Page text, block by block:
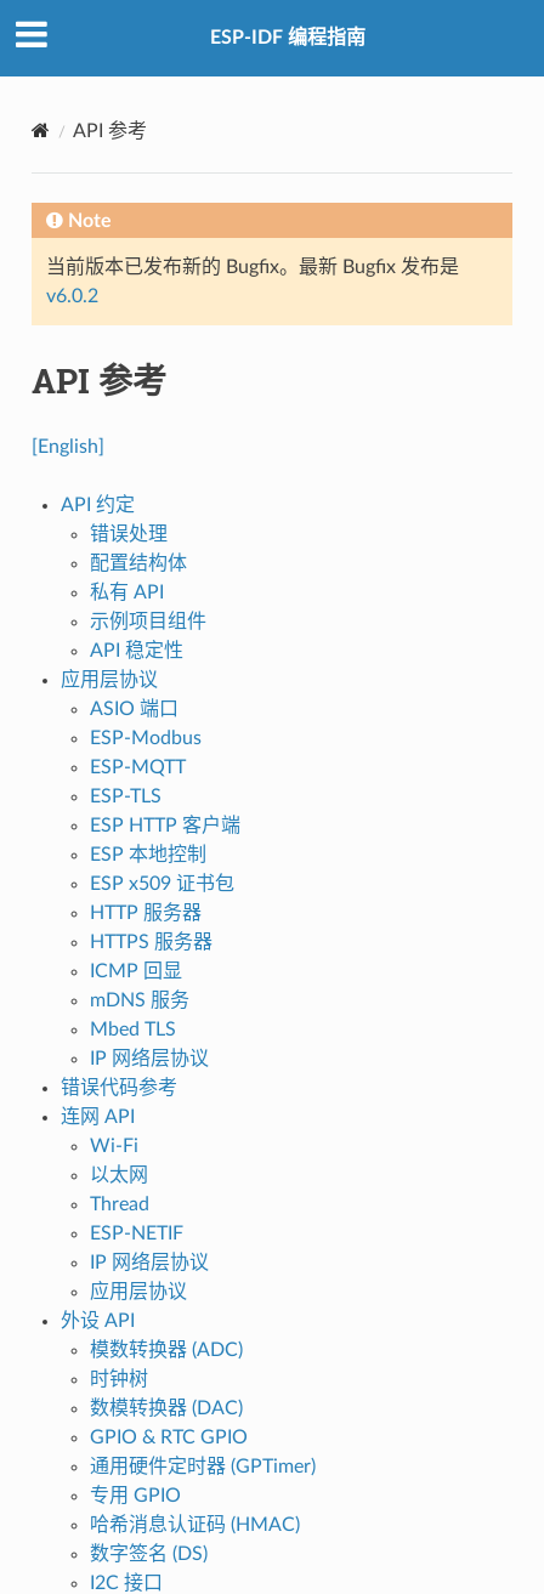
ESP-IDF 编程指南
API 参考
Note
当前版本已发布新的 Bugfix。最新 Bugfix 发布是
v6.0.2
API 参考
[English]
API 约定
错误处理
配置结构体
私有 API
示例项目组件
API 稳定性
应用层协议
ASIO 端口
ESP-Modbus
ESP-MQTT
ESP-TLS
ESP HTTP 客户端
ESP 本地控制
ESP x509 证书包
HTTP 服务器
HTTPS 服务器
ICMP 回显
mDNS 服务
Mbed TLS
IP 网络层协议
错误代码参考
连网 API
Wi-Fi
以太网
Thread
ESP-NETIF
IP 网络层协议
应用层协议
外设 API
模数转换器 (ADC)
时钟树
数模转换器 (DAC)
GPIO & RTC GPIO
通用硬件定时器 (GPTimer)
专用 GPIO
哈希消息认证码 (HMAC)
数字签名 (DS)
I2C 接口